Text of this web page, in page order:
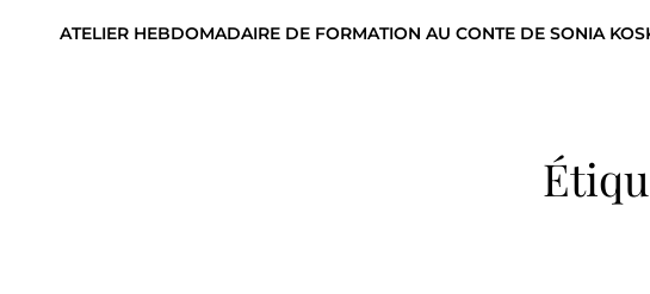
ATELIER HEBDOMADAIRE DE FORMATION AU CONTE DE SONIA